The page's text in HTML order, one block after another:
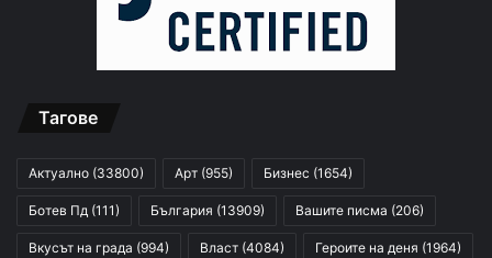
Тагове
Актуално (33800) Арт (955) Бизнес (1654)
Ботев Пд (111) България (13909) Вашите писма (206)
Вкусът на града (994) Власт (4084) Героите на деня (1964)